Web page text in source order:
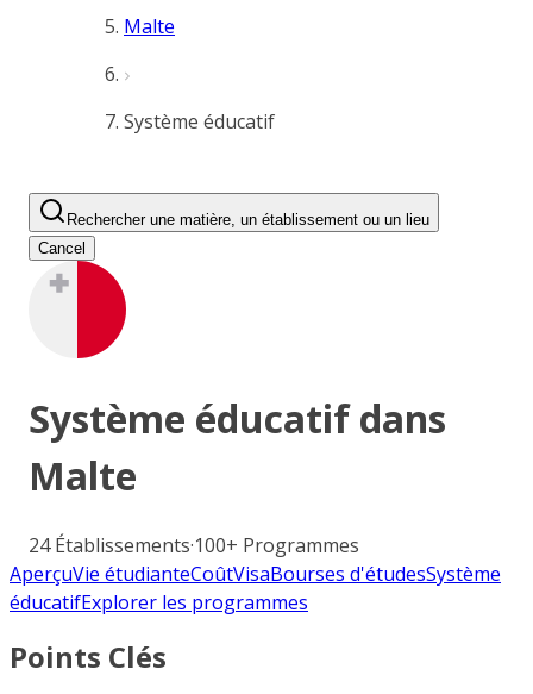
Malte
Système éducatif
Rechercher une matière, un établissement ou un lieu
Cancel
Système éducatif dans
Malte
24 Établissements·100+ Programmes
AperçuVie étudianteCoûtVisaBourses d'étudesSystème
éducatifExplorer les programmes
Points Clés